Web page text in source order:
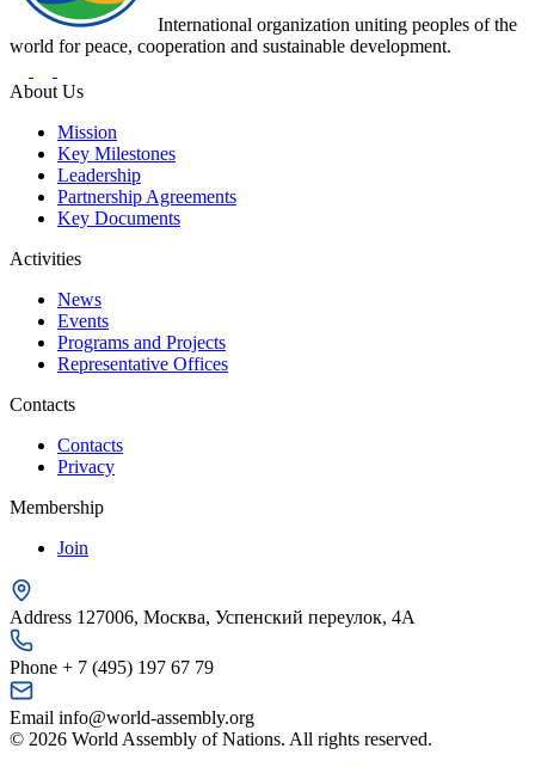
International organization uniting peoples of the
world for peace, cooperation and sustainable development.
About Us
Mission
Key Milestones
Leadership
Partnership Agreements
Key Documents
Activities
News
Events
Programs and Projects
Representative Offices
Contacts
Contacts
Privacy
Membership
Join
Address 127006, Москва, Успенский переулок, 4А
Phone + 7 (495) 197 67 79
Email info@world-assembly.org
© 2026 World Assembly of Nations. All rights reserved.